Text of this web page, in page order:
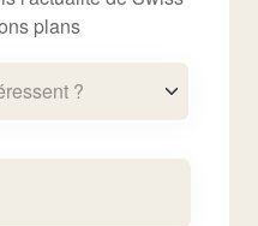
plans
?